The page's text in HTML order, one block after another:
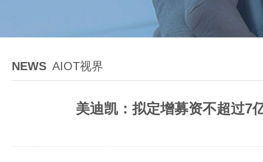
NEWS AIOT视界
美迪凯：拟定增募资不超过7